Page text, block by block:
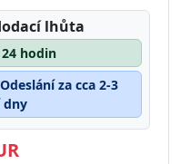
lhůta
hodin
za cca 2-3
dny